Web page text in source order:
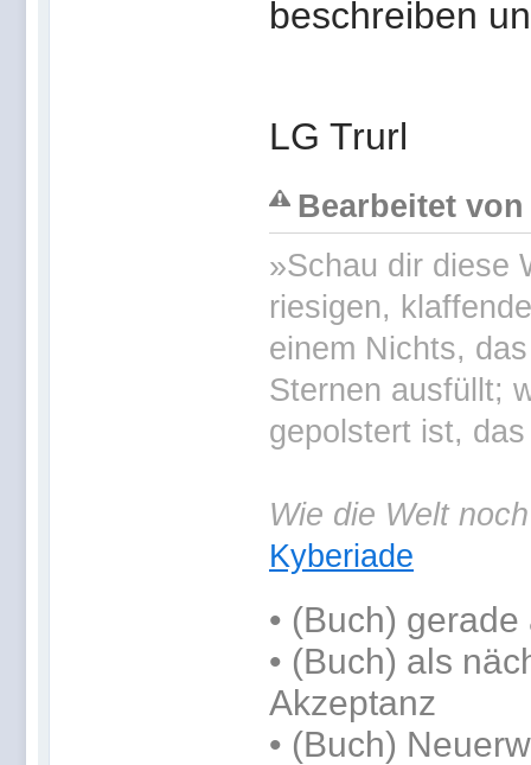
beschreiben
LG Trurl
Bearbeitet
»Schau dir diese
riesigen,
einem Nichts,
Sternen ausfüllt;
gepolstert ist,
Wie die Welt
Kyberiade
• (Buch) gerade
• (Buch) als
Akzeptanz
• (Buch)